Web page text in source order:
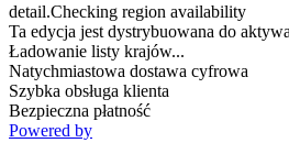
detail.Checking region availability
Ta edycja jest dystrybuowana do
Ładowanie listy krajów...
Natychmiastowa dostawa cyfrowa
Szybka obsługa klienta
Bezpieczna płatność
Powered by